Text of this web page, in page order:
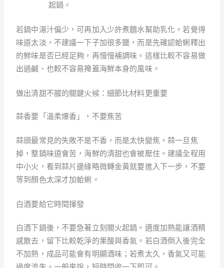
起鍋。
若鍋中湯汁偏少，可再加入少許煮麵水幫助乳化。若覺得
味道太淡，不建議一下子加很多鹽，而是先確認蛤蜊釋出
的鮮味是否已經足夠，再慢慢補調味。這樣比較不容易做
出過鹹、也較不容易掩蓋海鮮本身的風味。
做出清甜不腥的關鍵火候：細節比材料更重要
蒜香要「溫柔爆香」，不要焦苦
蒜頭最常見的失敗不是不香，而是太快變焦。蒜一旦焦
掉，整鍋味道會苦，海鮮的清甜也會被壓住。建議全程用
中小火，看到蒜片邊緣略微轉金黃就要進入下一步，不要
等到顏色太深才加蛤蜊。
白酒要給它時間揮發
白酒下鍋後，不要急著立刻關火起鍋。適度加熱能讓酒精
感散去，留下比較乾淨的果酸與香氣。若白酒倒入後完全
不加熱，成品可能會有明顯酒味；若煮太久，香氣又可能